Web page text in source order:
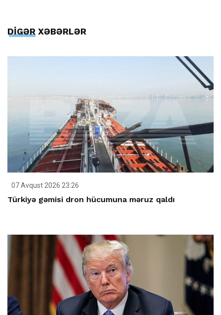
DİGƏR XƏBƏRLƏR
07 Avqust 2026 23:26
Türkiyə gəmisi dron hücumuna məruz qaldı